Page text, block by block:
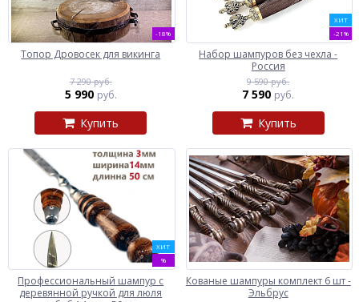
-18%
Топор Дровосек для викинга
7 290 руб.
5 990 руб.
Купить
ХИТ
-21%
Набор шампуров без чехла -
Россия
9 590 руб.
7 590 руб.
Купить
ХИТ
%
Профессиональный шампур с
деревянной ручкой для люля
Кованые шампуры комплект 6 шт -
Эльбрус